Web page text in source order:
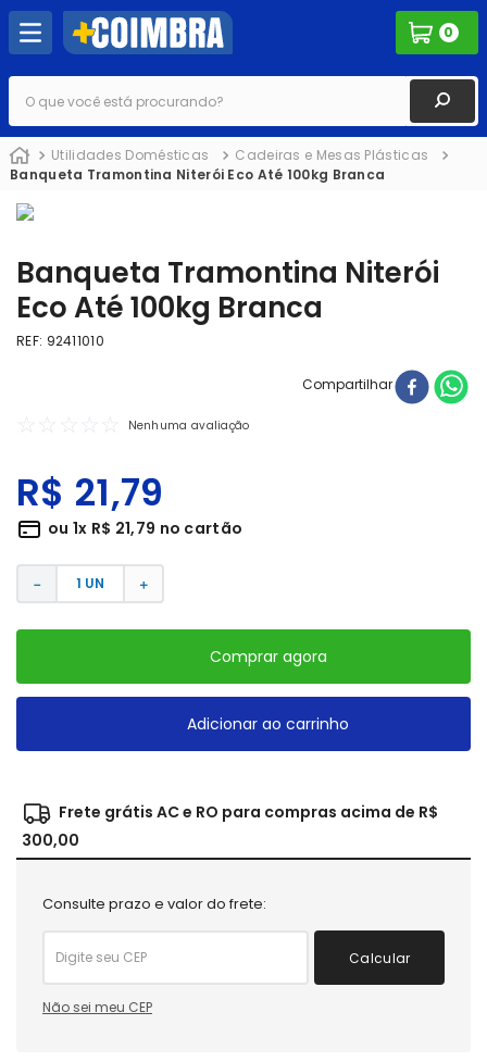
0
O que você está procurando?
Utilidades Domésticas
Cadeiras e Mesas Plásticas
Banqueta Tramontina Niterói Eco Até 100kg Branca
Banqueta Tramontina Niterói
Eco Até 100kg Branca
REF: 92411010
Compartilhar
☆ ☆ ☆ ☆ ☆ Nenhuma avaliação
R$ 21,79
ou 1x R$ 21,79 no cartão
＋
－
Comprar agora
Adicionar ao carrinho
Frete grátis AC e RO para compras acima de R$
300,00
Consulte prazo e valor do frete:
Calcular
Não sei meu CEP